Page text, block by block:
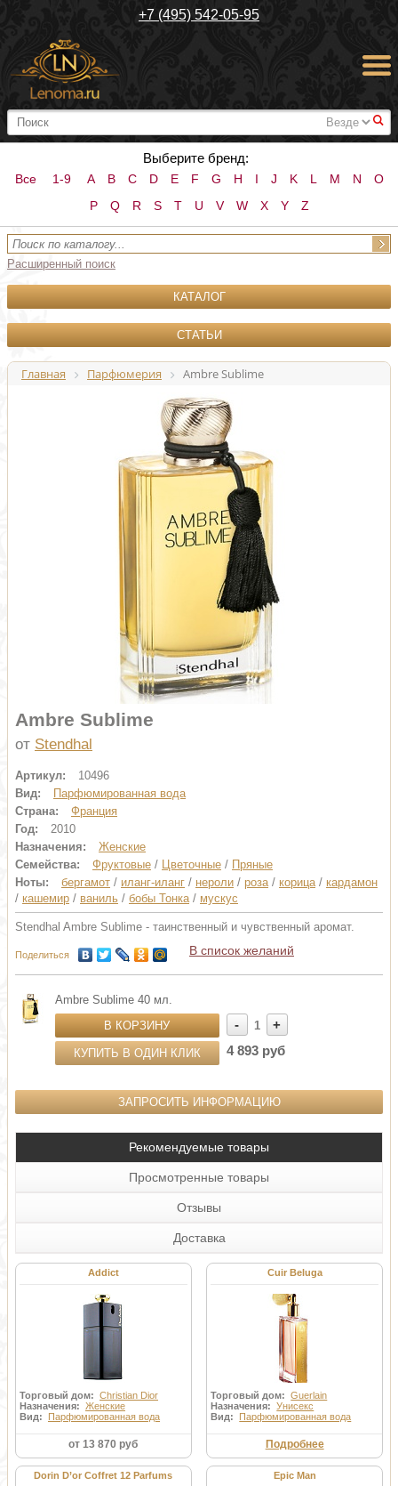
+7 (495) 542-05-95
#
Выберите бренд:
Все 1-9 A B C D E F G H I J K L M N
O
P
Q R S T U V W X Y Z
Расширенный поиск
КАТАЛОГ
СТАТЬИ
Главная Парфюмерия Ambre Sublime
Ambre Sublime
от Stendhal
Артикул:
10496
Вид:
Парфюмированная вода
Страна:
Франция
Год:
2010
Назначения:
Женские
Семейства:
Фруктовые / Цветочные / Пряные
Ноты:
бергамот / иланг-иланг / нероли / роза/ корица/ кардамон
/ кашемир / ваниль / бобы Тонка/ мускус
Stendhal Ambre Sublime - таинственный и чувственный аромат.
Поделиться В список желаний
Ambre Sublime 40 мл.
В КОРЗИНУ
КУПИТЬ В ОДИН КЛИК
- 1
+
4 893 руб
ЗАПРОСИТЬ ИНФОРМАЦИЮ
Рекомендуемые товары
Просмотренные товары
Отзывы
Доставка
Addict
Торговый дом: Christian Dior
Назначения: Женские
Вид: Парфюмированная вода
от 13 870 руб
Cuir Beluga
Торговый дом:Guerlain
Назначения:Унисекс
Вид: Парфюмированная вода
Подробнее
Dorin D’or Coffret 12 Parfums Epic Man